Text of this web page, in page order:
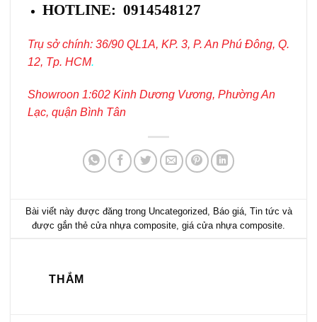
HOTLINE: 0914548127
Trụ sở chính: 36/90 QL1A, KP. 3, P. An Phú Đông, Q.
12, Tp. HCM.
Showroon 1:602 Kinh Dương Vương, Phường An
Lạc, quận Bình Tân
Bài viết này được đăng trong Uncategorized, Báo giá, Tin tức và
được gắn thẻ cửa nhựa composite giá cửa nhựa composite
THẮM